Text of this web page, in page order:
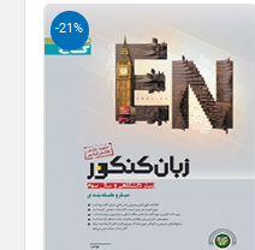
60,000 تومان
-21%
اصلی
95,000 تومان
بود.
قیمت
فعلی